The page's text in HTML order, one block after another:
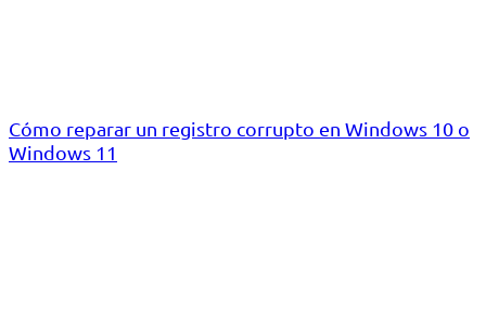
Cómo reparar un registro corrupto en Windows 10 o
Windows 11